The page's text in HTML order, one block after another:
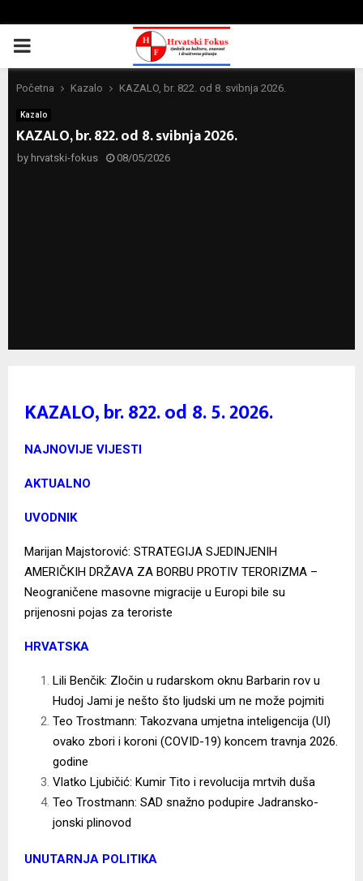
PRIMARY
MENU
Početna Kazalo KAZALO, br. 822. od 8. svibnja 2026.
Kazalo
KAZALO, br. 822. od 8. svibnja 2026.
by hrvatski-fokus 08/05/2026
KAZALO, br. 822. od 8. 5. 2026.
NAJNOVIJE VIJESTI
AKTUALNO
UVODNIK
Marijan Majstorović: STRATEGIJA SJEDINJENIH
AMERIČKIH DRŽAVA ZA BORBU PROTIV TERORIZMA –
Neograničene masovne migracije u Europi bile su
prijenosni pojas za teroriste
HRVATSKA
Lili Benčik: Zločin u rudarskom oknu Barbarin rov u
Hudoj Jami je nešto što ljudski um ne može pojmiti
Teo Trostmann: Takozvana umjetna inteligencija (UI)
ovako zbori i koroni (COVID-19) koncem travnja 2026.
godine
Vlatko Ljubičić: Kumir Tito i revolucija mrtvih duša
Teo Trostmann: SAD snažno podupire Jadransko-
jonski plinovod
UNUTARNJA POLITIKA